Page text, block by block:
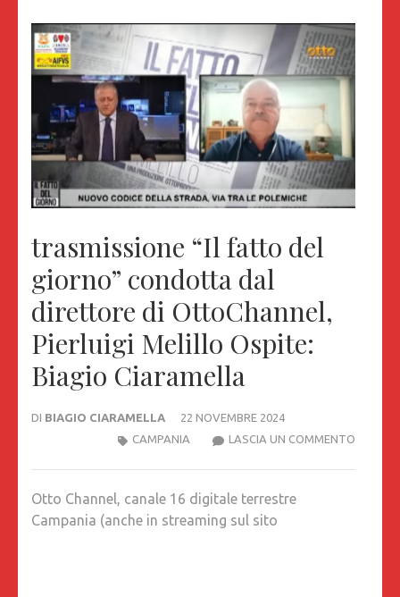
trasmissione “Il fatto del
giorno” condotta dal
direttore di OttoChannel,
Pierluigi Melillo Ospite:
Biagio Ciaramella
DI BIAGIO CIARAMELLA
22 NOVEMBRE 2024
LASCIA UN COMMENTO
CAMPANIA
Otto Channel, canale 16 digitale terrestre
Campania (anche in streaming sul sito